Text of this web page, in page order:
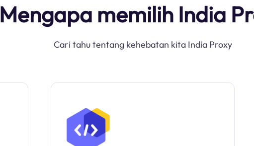
Mengapa memilih India
Cari tahu tentang kehebatan kita India Proxy